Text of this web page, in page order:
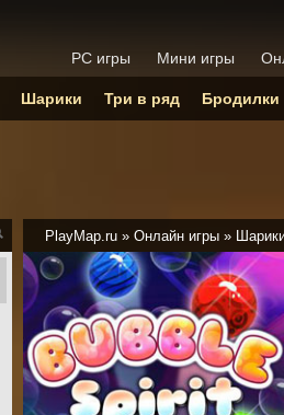
PlayMap.ru » Онлайн игры »
PC игры Мини игры
Шарики Три в ряд Бродилки